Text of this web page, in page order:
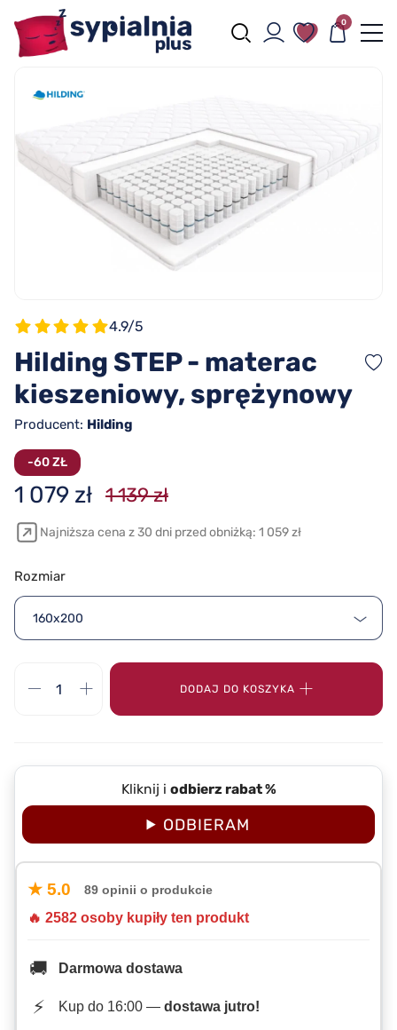
0
4.9/5
Hilding STEP - materac
kieszeniowy, sprężynowy
Producent: Hilding
-60 ZŁ
1 079 zł 1 139 zł
Najniższa cena z 30 dni przed obniżką: 1 059 zł
Rozmiar
160x200
DODAJ DO KOSZYKA
Kliknij i odbierz rabat %
ODBIERAM
★ 5.0 89 opinii o produkcie
🔥 2582 osoby kupiły ten produkt
🚚 Darmowa dostawa
⚡ Kup do 16:00 — dostawa jutro!